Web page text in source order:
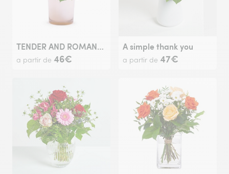
TENDER AND ROMANTIC
a partir de 46€
A simple thank you
a partir de 47€